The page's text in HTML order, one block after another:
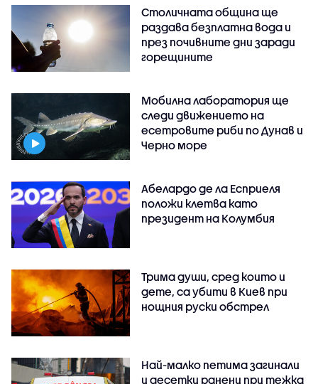
Столичната община ще
раздава безплатна вода и
през почивните дни заради
горещините
Мобилна лаборатория ще
следи движението на
есетровите риби по Дунав и
Черно море
Абелардо де ла Есприеля
положи клетва като
президент на Колумбия
Трима души, сред които и
дете, са убити в Киев при
нощния руски обстрел
Най-малко петима загинали
и десетки ранени при тежка